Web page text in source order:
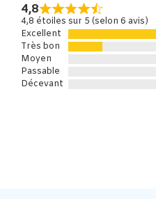
4,8
4,8 étoiles sur 5 (selon 6 avis)
Excellent
Très bon
Moyen
Passable
Décevant